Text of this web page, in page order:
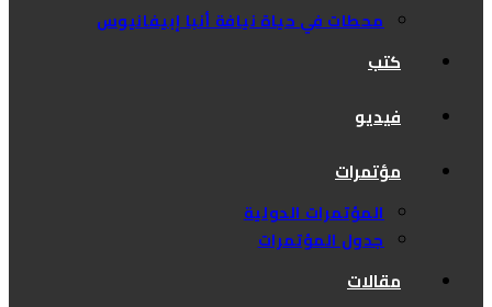
محطات في حياة نيافة أنبا إبيفانيوس
كتب
فيديو
مؤتمرات
المؤتمرات الدولية
جدول المؤتمرات
مقالات